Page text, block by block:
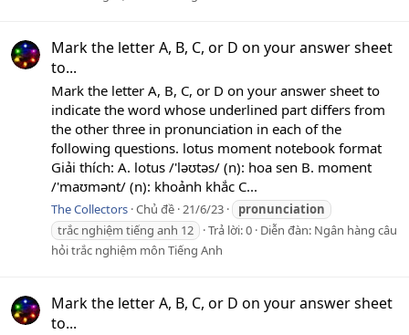
Mark the letter A, B, C, or D on your answer sheet
to...
Mark the letter A, B, C, or D on your answer sheet to
indicate the word whose underlined part differs from
the other three in pronunciation in each of the
following questions. lotus moment notebook format
Giải thích: A. lotus /'lǝʊtǝs/ (n): hoa sen B. moment
/'maʊmənt/ (n): khoảnh khắc C...
The Collectors Chủ đề 21/6/23
pronunciation
trắc nghiệm tiếng anh 12
Trả lời: 0 Diễn đàn: Ngân hàng câu
hỏi trắc nghiệm môn Tiếng Anh
Mark the letter A, B, C, or D on your answer sheet
to...